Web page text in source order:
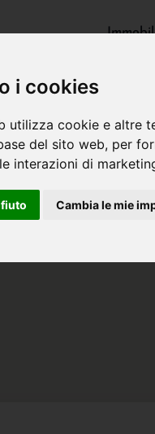
i cookies
utilizza cookie e altre
del sito web, per
interazioni di
Cambia le mie